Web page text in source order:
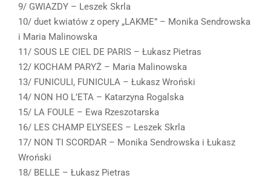
9/ GWIAZDY – Leszek Skrla
10/ duet kwiatów z opery „LAKME” – Monika Sendrowska
i Maria Malinowska
11/ SOUS LE CIEL DE PARIS – Łukasz Pietras
12/ KOCHAM PARYŻ – Maria Malinowska
13/ FUNICULI, FUNICULA – Łukasz Wroński
14/ NON HO L’ETA – Katarzyna Rogalska
15/ LA FOULE – Ewa Rzeszotarska
16/ LES CHAMP ELYSEES – Leszek Skrla
17/ NON TI SCORDAR – Monika Sendrowska i Łukasz
Wroński
18/ BELLE – Łukasz Pietras